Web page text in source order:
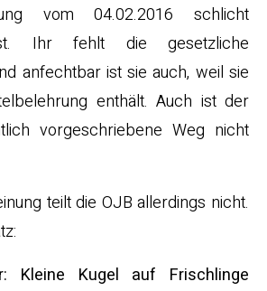
vom 04.02.2016 schlicht
Ihr fehlt die gesetzliche
anfechtbar ist sie auch, weil sie
enthält. Auch ist der
vorgeschriebene Weg nicht
teilt die OJB allerdings nicht.
Kleine Kugel auf Frischlinge